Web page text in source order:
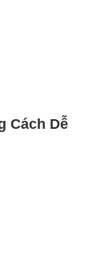
Cách Dễ